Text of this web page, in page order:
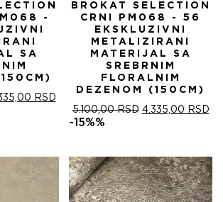
-
SA
RSDТРЕНУТНА
ЦЕНА
BROKAT SELECTION
CRNI PM068 - 56
EKSKLUZIVNI
METALIZIRANI
MATERIJAL SA
SREBRNIM
FLORALNIM
DEZENOM (150CM)
5.100,00RSD ОРИГИНАЛНА
5.100,00 RSD.
4.335,00 RSD
-15%%